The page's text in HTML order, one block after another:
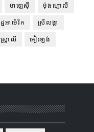
ម៉ាឡេស៊ី
ម៉ុងហ្គោលី
អាម៉េរិក
ស្រីលង្កា
ត្រាលី
អៀរឡង់